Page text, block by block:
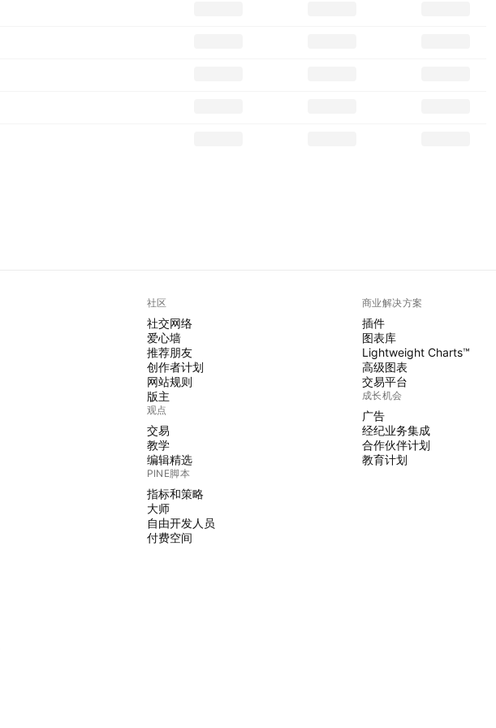
社区
社交网络
爱心墙
推荐朋友
创作者计划
网站规则
版主
观点
交易
教学
编辑精选
PINE脚本
指标和策略
大师
自由开发人员
付费空间
商业解决方案
插件
图表库
Lightweight Charts™
高级图表
交易平台
成长机会
广告
经纪业务集成
合作伙伴计划
教育计划